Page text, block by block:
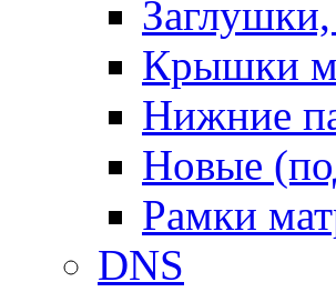
Крышки
Нижние
Новые
Рамки
DNS